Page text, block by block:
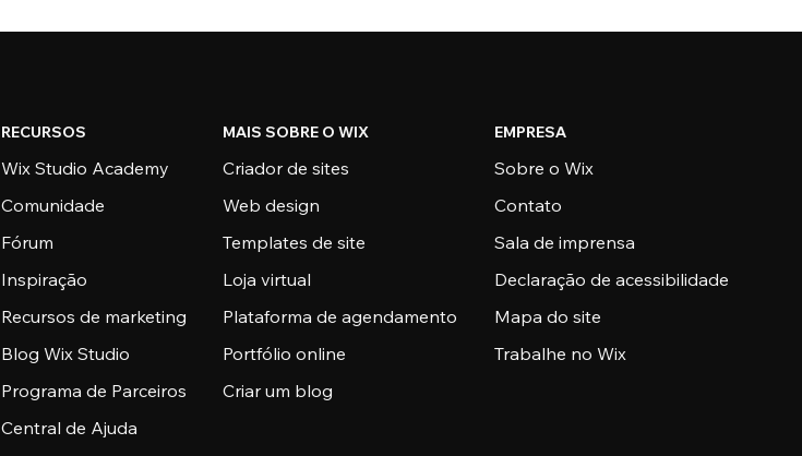
RECURSOS
Wix Studio Academy
Comunidade
Fórum
Inspiração
Recursos de marketing
Blog Wix Studio
Programa de Parceiros
Central de Ajuda
MAIS SOBRE O WIX
Criador de sites
Web design
Templates de site
Loja virtual
Plataforma de agendamento
Portfólio online
Criar um blog
EMPRESA
Sobre o Wix
Contato
Sala de imprensa
Declaração de acessibilidade
Mapa do site
Trabalhe no Wix